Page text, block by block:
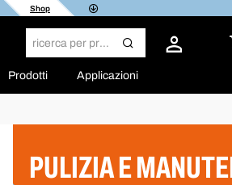
Shop
Prodotti Applicazioni
PULIZIA E
Filtro